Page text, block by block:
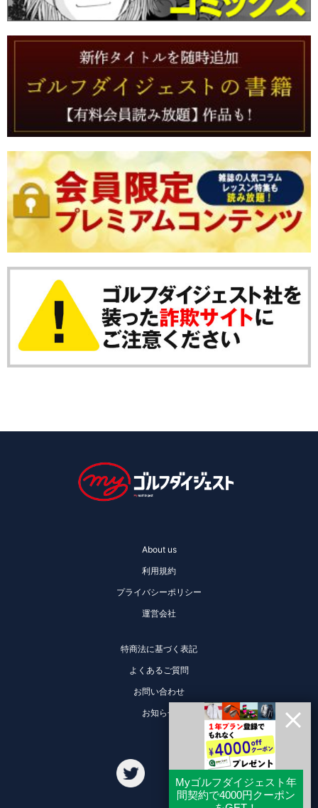
About us
利用規約
プライバシーポリシー
運営会社
特商法に基づく表記
よくあるご質問
お問い合わせ
お知らせ